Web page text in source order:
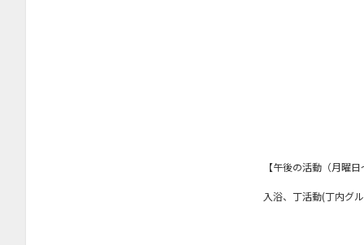
【午後の活動（月曜
入浴、丁活動(丁内グ